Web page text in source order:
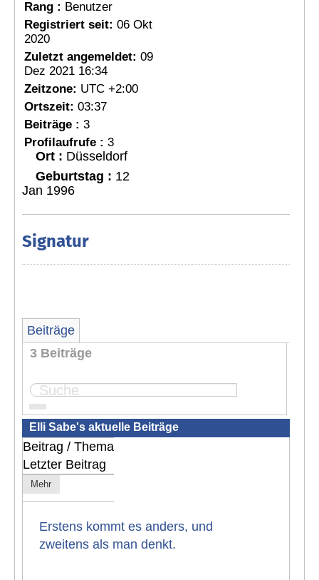
Rang : Benutzer
Registriert seit: 06 Okt
2020
Zuletzt angemeldet: 09
Dez 2021 16:34
Zeitzone: UTC +2:00
Ortszeit: 03:37
Beiträge : 3
Profilaufrufe : 3
Ort : Düsseldorf
Geburtstag : 12
Jan 1996
Signatur
Beiträge
3 Beiträge
Seite:
Elli Sabe's aktuelle Beiträge
Beitrag / Thema
Letzter Beitrag
Mehr
Erstens kommt es anders, und
zweitens als man denkt.